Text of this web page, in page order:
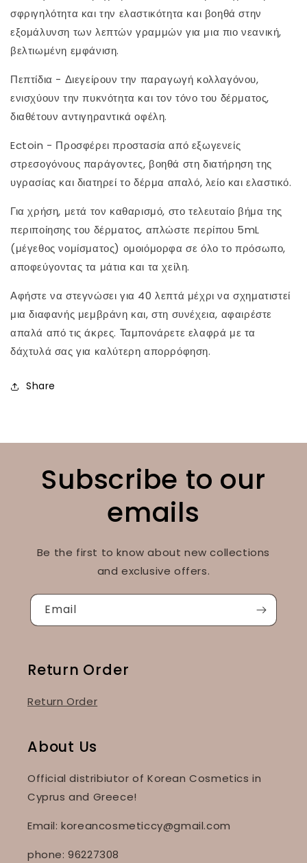
σφριγηλότητα και την ελαστικότητα και βοηθά στην
εξομάλυνση των λεπτών γραμμών για μια πιο νεανική,
βελτιωμένη εμφάνιση.
Πεπτίδια - Διεγείρουν την παραγωγή κολλαγόνου,
ενισχύουν την πυκνότητα και τον τόνο του δέρματος,
διαθέτουν αντιγηραντικά οφέλη.
Ectoin - Προσφέρει προστασία από εξωγενείς
στρεσογόνους παράγοντες, βοηθά στη διατήρηση της
υγρασίας και διατηρεί το δέρμα απαλό, λείο και ελαστικό.
Για χρήση, μετά τον καθαρισμό, στο τελευταίο βήμα της
περιποίησης του δέρματος, απλώστε περίπου 5mL
(μέγεθος νομίσματος) ομοιόμορφα σε όλο το πρόσωπο,
αποφεύγοντας τα μάτια και τα χείλη.
Αφήστε να στεγνώσει για 40 λεπτά μέχρι να σχηματιστεί
μια διαφανής μεμβράνη και, στη συνέχεια, αφαιρέστε
απαλά από τις άκρες. Ταμπονάρετε ελαφρά με τα
δάχτυλά σας για καλύτερη απορρόφηση.
Share
Subscribe to our
emails
Be the first to know about new collections
and exclusive offers.
Email
Return Order
Return Order
About Us
Official distribiutor of Korean Cosmetics in
Cyprus and Greece!
Email: koreancosmeticcy@gmail.com
phone: 96227308